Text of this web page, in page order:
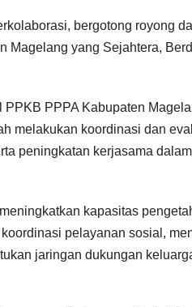
bergotong royong
Magelang yang Sejahtera,
PPPA Kabupaten
melakukan koordinasi dan
peningkatan kerjasama
kapasitas
pelayanan sosial,
jaringan dukungan